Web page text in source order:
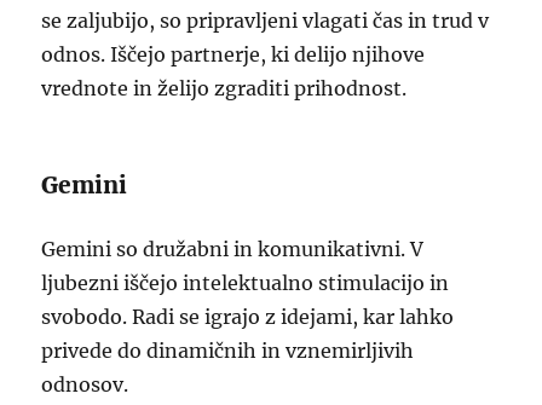
se zaljubijo, so pripravljeni vlagati čas in trud v
odnos. Iščejo partnerje, ki delijo njihove
vrednote in želijo zgraditi prihodnost.
Gemini
Gemini so družabni in komunikativni. V
ljubezni iščejo intelektualno stimulacijo in
svobodo. Radi se igrajo z idejami, kar lahko
privede do dinamičnih in vznemirljivih
odnosov.